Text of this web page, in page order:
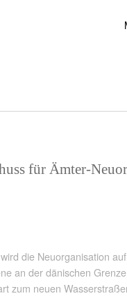
für Ämter-
die Neuorganisation
an der dänischen
zum neuen